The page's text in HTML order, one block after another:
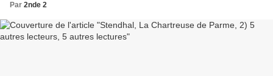
Par 2nde 2